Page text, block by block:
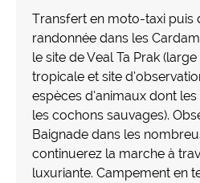
Transfert en moto-taxi puis
randonnée dans les
le site de Veal Ta Prak
tropicale et site
espèces d’animaux dont
les cochons sauvages).
Baignade dans les
continuerez la marche à
luxuriante. Campement en